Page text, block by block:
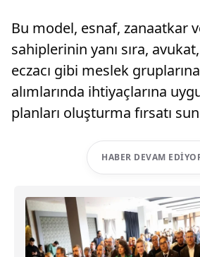
Bu model, esnaf, zanaatkar
sahiplerinin yanı sıra,
eczacı gibi meslek
alımlarında ihtiyaçlarına
planları oluşturma fırsatı
HABER DEVAM